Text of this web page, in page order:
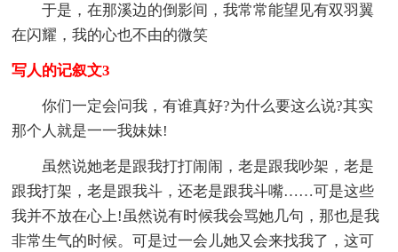
于是，在那溪边的倒影间，我常常能望见有双羽翼
在闪耀，我的心也不由的微笑
写人的记叙文3
你们一定会问我，有谁真好?为什么要这么说?其实
那个人就是一一我妹妹!
虽然说她老是跟我打打闹闹，老是跟我吵架，老是
跟我打架，老是跟我斗，还老是跟我斗嘴……可是这些
我并不放在心上!虽然说有时候我会骂她几句，那也是我
非常生气的时候。可是过一会儿她又会来找我了，这可